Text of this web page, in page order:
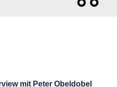
mit Peter Obeldobel